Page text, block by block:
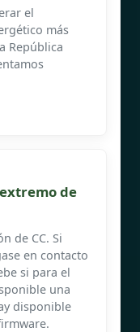
el
más
República
de
de CC. Si
en contacto
si para el
una
disponible